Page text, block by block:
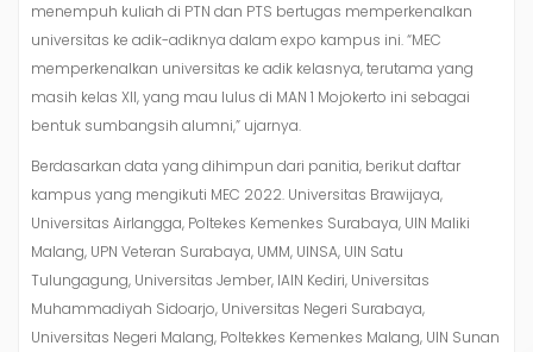
menempuh kuliah di PTN dan PTS bertugas memperkenalkan
universitas ke adik-adiknya dalam expo kampus ini. “MEC
memperkenalkan universitas ke adik kelasnya, terutama yang
masih kelas XII, yang mau lulus di MAN 1 Mojokerto ini sebagai
bentuk sumbangsih alumni,” ujarnya.
Berdasarkan data yang dihimpun dari panitia, berikut daftar
kampus yang mengikuti MEC 2022. Universitas Brawijaya,
Universitas Airlangga, Poltekes Kemenkes Surabaya, UIN Maliki
Malang, UPN Veteran Surabaya, UMM, UINSA, UIN Satu
Tulungagung, Universitas Jember, IAIN Kediri, Universitas
Muhammadiyah Sidoarjo, Universitas Negeri Surabaya,
Universitas Negeri Malang, Poltekkes Kemenkes Malang, UIN Sunan